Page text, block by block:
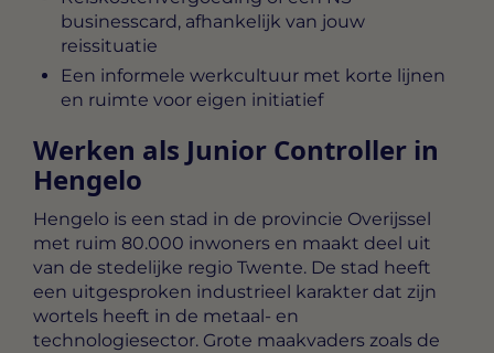
businesscard, afhankelijk van jouw
reissituatie
Een informele werkcultuur met korte lijnen
en ruimte voor eigen initiatief
Werken als Junior Controller in
Hengelo
Hengelo is een stad in de provincie Overijssel
met ruim 80.000 inwoners en maakt deel uit
van de stedelijke regio Twente. De stad heeft
een uitgesproken industrieel karakter dat zijn
wortels heeft in de metaal- en
technologiesector. Grote maakvaders zoals de